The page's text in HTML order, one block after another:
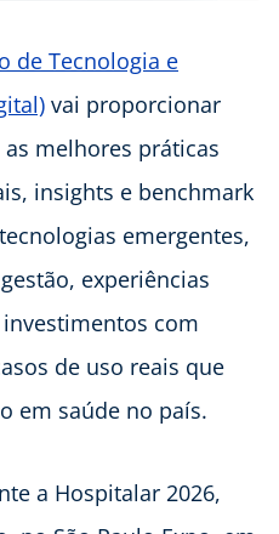
de Tecnologia e
vai proporcionar
melhores práticas
insights e benchmark
emergentes,
experiências
com
de uso reais que
em saúde no país.
a Hospitalar 2026,